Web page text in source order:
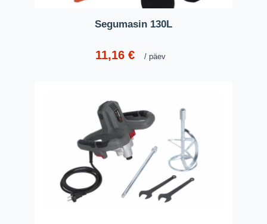
Segumasin 130L
11,16 € päev